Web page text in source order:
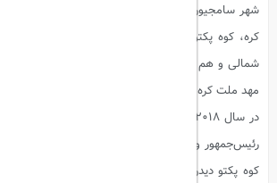
شهر سامجیون که در نزدیکی مرز چین قرار دارد، به
کره، کوه پکتو، بسیار نزدیک است. این کوه
شمالی و هم کره جنوبی، اهمیت تاریخی و اسطوره‌ای
مهد ملت کره شناخته می‌شود.
رئیس‌جمهور وقت کره جنوبی، طی سفری به کره
کوه پکتو دیدن کرد و در کنار کیم جونگ‌اون، رهبر